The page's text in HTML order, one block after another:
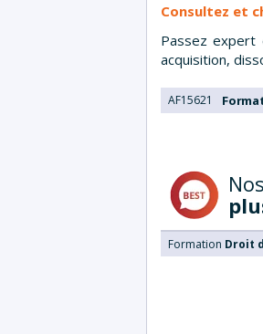
Consultez et
Passez
acquisition,
AF15621
Formation Droit